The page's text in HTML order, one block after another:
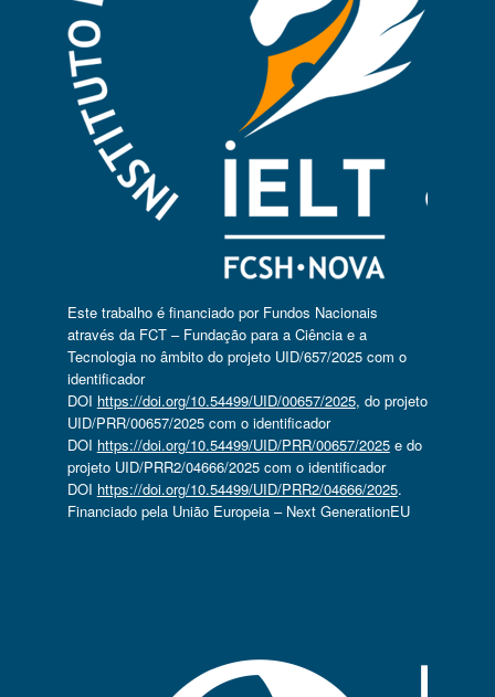
Este trabalho é financiado por Fundos Nacionais
através da FCT – Fundação para a Ciência e a
Tecnologia no âmbito do projeto UID/657/2025 com o
identificador
DOI https://doi.org/10.54499/UID/00657/2025, do projeto
UID/PRR/00657/2025 com o identificador
DOI https://doi.org/10.54499/UID/PRR/00657/2025e do
projeto UID/PRR2/04666/2025 com o identificador
DOI https://doi.org/10.54499/UID/PRR2/04666/2025.
Financiado pela União Europeia – Next GenerationEU